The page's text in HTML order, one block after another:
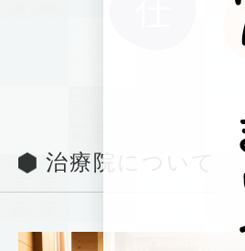
治療院について